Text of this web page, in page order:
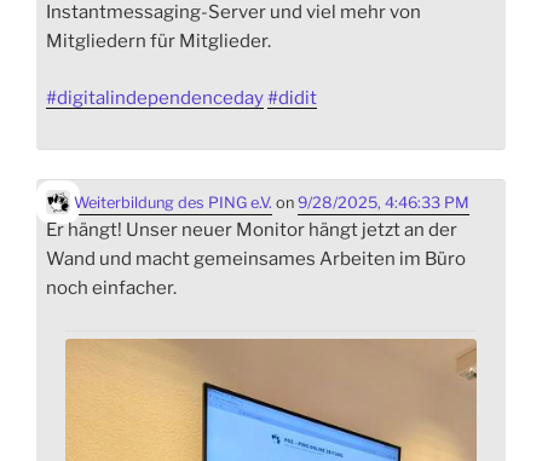
Instantmessaging-Server und viel mehr von
Mitgliedern für Mitglieder.
#digitalindependenceday#didit
Weiterbildung des PING e.V. on 9/28/2025, 4:46:33 PM
Er hängt! Unser neuer Monitor hängt jetzt an der
Wand und macht gemeinsames Arbeiten im Büro
noch einfacher.